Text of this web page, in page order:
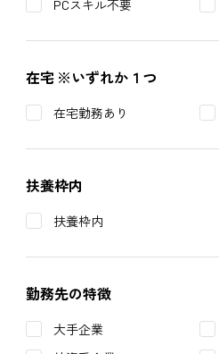
PCスキル不要
在宅 ※いずれか１つ
在宅勤務あり
扶養枠内
扶養枠内
勤務先の特徴
大手企業